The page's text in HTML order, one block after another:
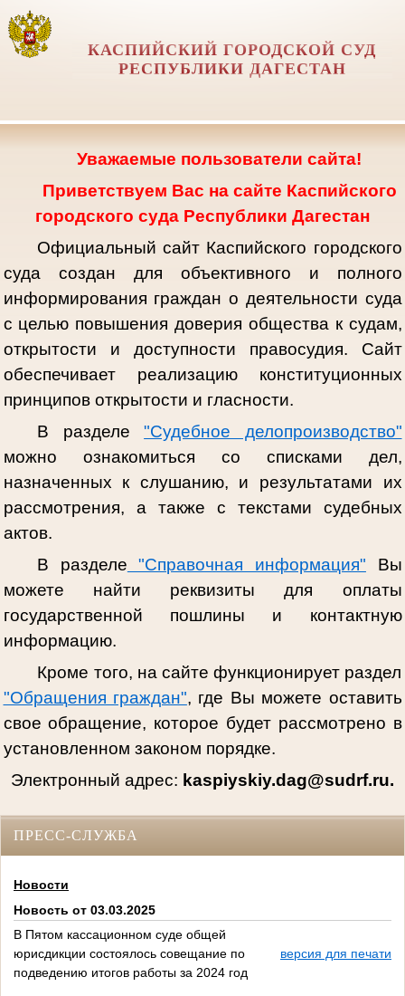
КАСПИЙСКИЙ ГОРОДСКОЙ СУД
РЕСПУБЛИКИ ДАГЕСТАН
Уважаемые пользователи сайта!
Приветствуем Вас на сайте Каспийского
городского суда Республики Дагестан
Официальный сайт Каспийского городского
суда создан для объективного и полного
информирования граждан о деятельности суда
с целью повышения доверия общества к судам,
открытости и доступности правосудия. Сайт
обеспечивает реализацию конституционных
принципов открытости и гласности.
В разделе"Судебное делопроизводство"
можно ознакомиться со списками дел,
назначенных к слушанию, и результатами их
рассмотрения, а также с текстами судебных
актов.
В разделе "Справочная информация" Вы
можете найти реквизиты для оплаты
государственной пошлины и контактную
информацию.
Кроме того, на сайте функционирует раздел
"Обращения граждан", где Вы можете оставить
свое обращение, которое будет рассмотрено в
установленном законом порядке.
Электронный адрес: kaspiyskiy.dag@sudrf.ru.
ПРЕСС-СЛУЖБА
Новости
Новость от 03.03.2025
В Пятом кассационном суде общей
юрисдикции состоялось совещание по
подведению итогов работы за 2024 год
версия для печати